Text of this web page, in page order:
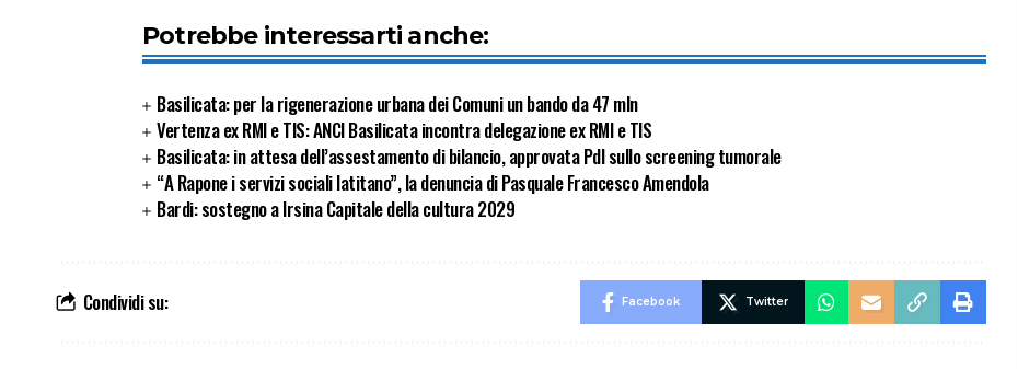
Potrebbe interessarti anche:
Basilicata: per la rigenerazione urbana dei Comuni un bando da 47 mln
Vertenza ex RMI e TIS: ANCI Basilicata incontra delegazione ex RMI e TIS
Basilicata: in attesa dell’assestamento di bilancio, approvata Pdl sullo screening tumorale
“A Rapone i servizi sociali latitano”, la denuncia di Pasquale Francesco Amendola
Bardi: sostegno a Irsina Capitale della cultura 2029
Condividi su: Facebook Twitter